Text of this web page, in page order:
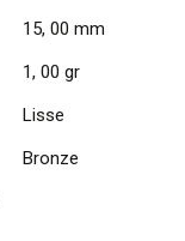
15, 00 mm
1, 00 gr
Lisse
Bronze